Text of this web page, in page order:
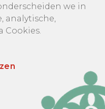
we in
analytische,
Cookies.